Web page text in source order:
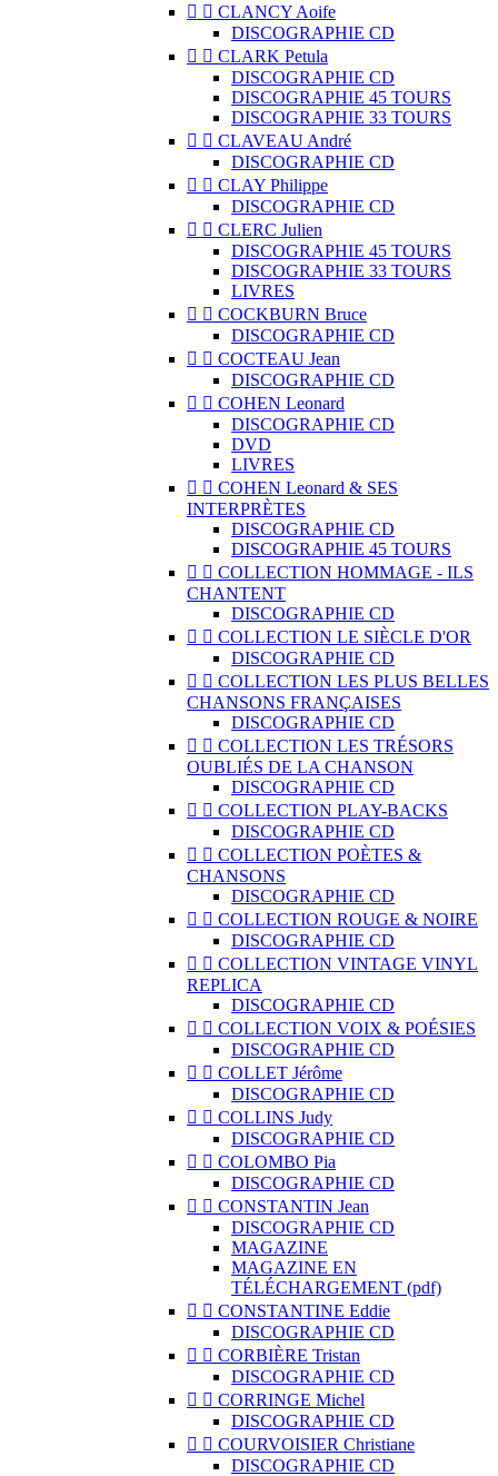
  CLANCY Aoife
DISCOGRAPHIE CD
  CLARK Petula
DISCOGRAPHIE CD
DISCOGRAPHIE 45 TOURS
DISCOGRAPHIE 33 TOURS
  CLAVEAU André
DISCOGRAPHIE CD
  CLAY Philippe
DISCOGRAPHIE CD
  CLERC Julien
DISCOGRAPHIE 45 TOURS
DISCOGRAPHIE 33 TOURS
LIVRES
  COCKBURN Bruce
DISCOGRAPHIE CD
  COCTEAU Jean
DISCOGRAPHIE CD
  COHEN Leonard
DISCOGRAPHIE CD
DVD
LIVRES
  COHEN Leonard & SES
INTERPRÈTES
DISCOGRAPHIE CD
DISCOGRAPHIE 45 TOURS
  COLLECTION HOMMAGE - ILS
CHANTENT
DISCOGRAPHIE CD
  COLLECTION LE SIÈCLE D'OR
DISCOGRAPHIE CD
  COLLECTION LES PLUS BELLES
CHANSONS FRANÇAISES
DISCOGRAPHIE CD
  COLLECTION LES TRÉSORS
OUBLIÉS DE LA CHANSON
DISCOGRAPHIE CD
  COLLECTION PLAY-BACKS
DISCOGRAPHIE CD
  COLLECTION POÈTES &
CHANSONS
DISCOGRAPHIE CD
  COLLECTION ROUGE & NOIRE
DISCOGRAPHIE CD
  COLLECTION VINTAGE VINYL
REPLICA
DISCOGRAPHIE CD
  COLLECTION VOIX & POÉSIES
DISCOGRAPHIE CD
  COLLET Jérôme
DISCOGRAPHIE CD
  COLLINS Judy
DISCOGRAPHIE CD
  COLOMBO Pia
DISCOGRAPHIE CD
  CONSTANTIN Jean
DISCOGRAPHIE CD
MAGAZINE
MAGAZINE EN
TÉLÉCHARGEMENT (pdf)
  CONSTANTINE Eddie
DISCOGRAPHIE CD
  CORBIÈRE Tristan
DISCOGRAPHIE CD
  CORRINGE Michel
DISCOGRAPHIE CD
  COURVOISIER Christiane
DISCOGRAPHIE CD